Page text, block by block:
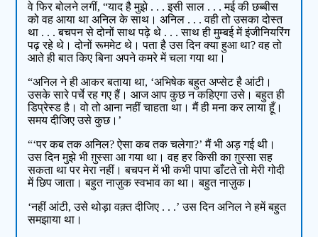
वे फिर बोलने लगीं, “याद है मुझे . . . इसी साल . . . मई की छब्बीस
को वह आया था अनिल के साथ। अनिल . . . वही तो उसका दोस्त
था . . . बचपन से दोनों साथ पढ़े थे . . . साथ ही मुम्बई में इंजीनियरिंग
पढ़ रहे थे। दोनों रूममेट थे। पता है उस दिन क्या हुआ था? वह तो
आते ही बात किए बिना अपने कमरे में चला गया था।
“अनिल ने ही आकर बताया था, ‘अभिषेक बहुत अप्सेट है आंटी।
उसके सारे पर्चे रह गए हैं। आज आप कुछ न कहिएगा उसे। बहुत ही
डिप्रेस्ड है। वो तो आना नहीं चाहता था। मैं ही मना कर लाया हूँ।
समय दीजिए उसे कुछ।’
“‘पर कब तक अनिल? ऐसा कब तक चलेगा?’ मैं भी अड़ गई थी।
उस दिन मुझे भी ग़ुस्सा आ गया था। वह हर किसी का ग़ुस्सा सह
सकता था पर मेरा नहीं। बचपन में भी कभी पापा डाँटते तो मेरी गोदी
में छिप जाता। बहुत नाज़ुक स्वभाव का था। बहुत नाज़ुक।
‘नहीं आंटी, उसे थोड़ा वक़्त दीजिए . . .’ उस दिन अनिल ने हमें बहुत
समझाया था।